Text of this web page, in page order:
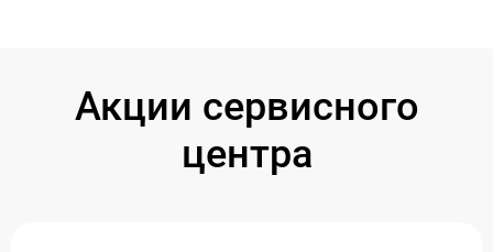
Акции сервисного
центра